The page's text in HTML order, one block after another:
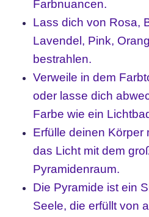
Farbnuancen.
Lass dich von Rosa,
Lavendel, Pink,
bestrahlen.
Verweile in dem
oder lasse dich
Farbe wie ein
Erfülle deinen Körper
das Licht mit dem
Pyramidenraum.
Die Pyramide ist ein
Seele, die erfüllt von